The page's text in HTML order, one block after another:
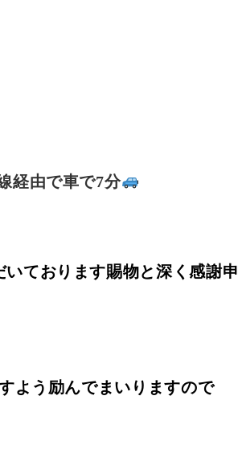
経由で車で7分
ております賜物と深く感謝申
よう励んでまいりますので